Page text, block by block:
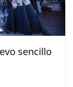
sencillo